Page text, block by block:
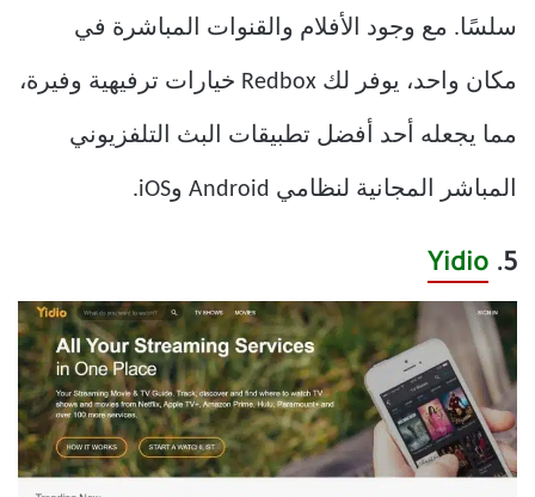
سلسًا. مع وجود الأفلام والقنوات المباشرة في
مكان واحد، يوفر لك Redbox خيارات ترفيهية وفيرة،
مما يجعله أحد أفضل تطبيقات البث التلفزيوني
المباشر المجانية لنظامي Android وiOS.
5.
Yidio